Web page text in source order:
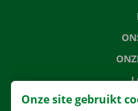
Onze site gebruikt